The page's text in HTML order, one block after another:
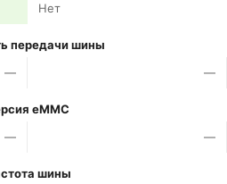
Нет
передачи шины
—
—
eMMC
—
—
шины